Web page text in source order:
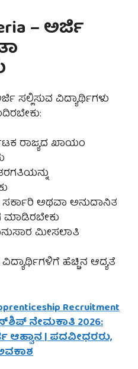
– ಅರ್ಜಿ
ಸಲ್ಲಿಸುವ ವಿದ್ಯಾರ್ಥಿಗಳು
ರಾಜ್ಯದ ಖಾಯಂ
ಸರ್ಕಾರಿ ಅಥವಾ ಅನುದಾನಿತ
ಮಾಡಿರಬೇಕು
ಮೀಸಲಾತಿ
ಹೆಚ್ಚಿನ ಆದ್ಯತೆ
Recruitment
ನೇಮಕಾತಿ 2026:
ಆಹ್ವಾನ | ಪದವೀಧರರು,